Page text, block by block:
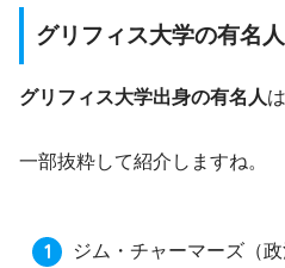
グリフィス大学の有名人
グリフィス大学出身の有名人
一部抜粋して紹介しますね。
ジム・チャーマーズ（政